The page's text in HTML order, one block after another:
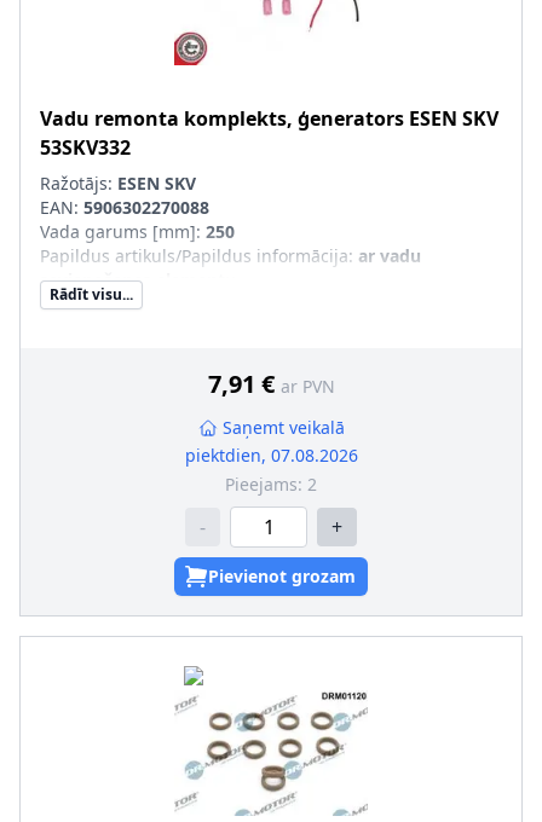
Vadu remonta komplekts, ģenerators ESEN SKV
53SKV332
Ražotājs: ESEN SKV
EAN: 5906302270088
Vada garums [mm]: 250
Papildus artikuls/Papildus informācija: ar vadu
savienošanas elementu
Garantija:3 gadu garantija
Rādīt visu...
7,91 € ar PVN
Saņemt veikalā
piektdien, 07.08.2026
Pieejams: 2
- +
Pievienot grozam